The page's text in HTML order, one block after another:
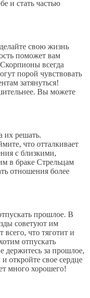
и стать частью
свою жизнь
поможет вам
всегда
порой чувствовать
затянуться!
Вы можете
их решать.
что отталкивает
с близкими,
в браке Стрельцам
отношения более
прошлое. В
советуют им
всего, что тяготит и
отпускать
держитесь за прошлое,
откройте свое сердце
много хорошего!